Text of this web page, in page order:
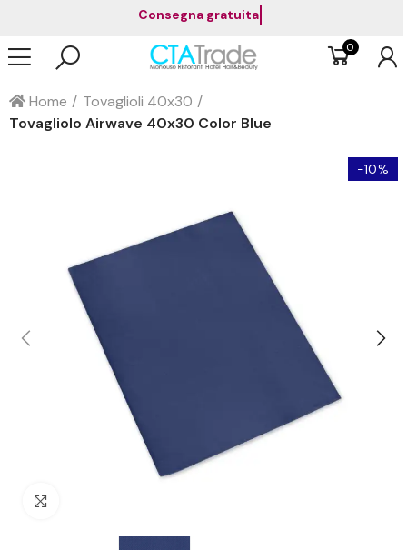
Consegna gratuita a partire da
0
Home
Tovaglioli 40x30
Tovagliolo Airwave 40x30 Color Blue
-10%